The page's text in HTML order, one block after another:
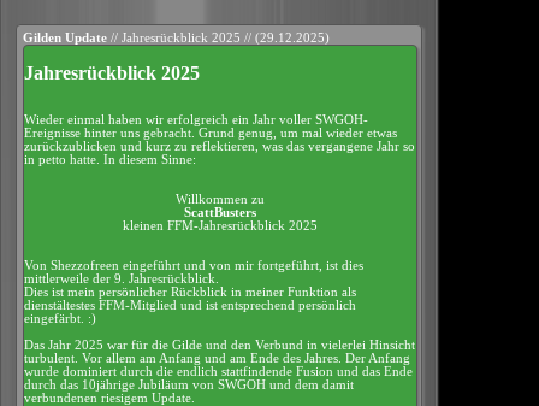
Gilden Update // Jahresrückblick 2025 // (29.12.2025)
Jahresrückblick 2025
Wieder einmal haben wir erfolgreich ein Jahr voller SWGOH-
Ereignisse hinter uns gebracht. Grund genug, um mal wieder etwas
zurückzublicken und kurz zu reflektieren, was das vergangene Jahr so
in petto hatte. In diesem Sinne:
Willkommen zu
ScattBusters
kleinen FFM-Jahresrückblick 2025
Von Shezzofreen eingeführt und von mir fortgeführt, ist dies
mittlerweile der 9. Jahresrückblick.
Dies ist mein persönlicher Rückblick in meiner Funktion als
dienstältestes FFM-Mitglied und ist entsprechend persönlich
eingefärbt. :)
Das Jahr 2025 war für die Gilde und den Verbund in vielerlei Hinsicht
turbulent. Vor allem am Anfang und am Ende des Jahres. Der Anfang
wurde dominiert durch die endlich stattfindende Fusion und das Ende
durch das 10jährige Jubiläum von SWGOH und dem damit
verbundenen riesigem Update.